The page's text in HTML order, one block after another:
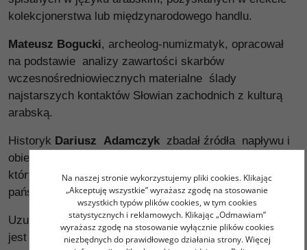
kolekcjonerstwa lub międzynarodowego handlu.
Mateusz Bogucki, archeolog-numizmatyk, opracował
na podstawie analizy zawartości skarbów
wczesnośredniowiecznych materialne ślady
najstarszych kontaktów Słowian zachodnich z kulturą
arabską.
Historyk Dariusz Adamczyk zbadał źródła napływu i
obiegu srebrnych dirhamów z okresu IX–XI wieku,
których liczne znaleziska mogły mieć dla początków
państwa polskiego ogromne znaczenie .
Uzupełnieniem badań nad obiegiem arabskich dirhamów
jest opisanie przez archeologaTomasza Nowakiewicza
Na naszej stronie wykorzystujemy pliki cookies. Klikając
„Akceptuję wszystkie” wyrażasz zgodę na stosowanie
wszystkich typów plików cookies, w tym cookies
statystycznych i reklamowych. Klikając „Odmawiam”
wyrażasz zgodę na stosowanie wyłącznie plików cookies
niezbędnych do prawidłowego działania strony. Więcej